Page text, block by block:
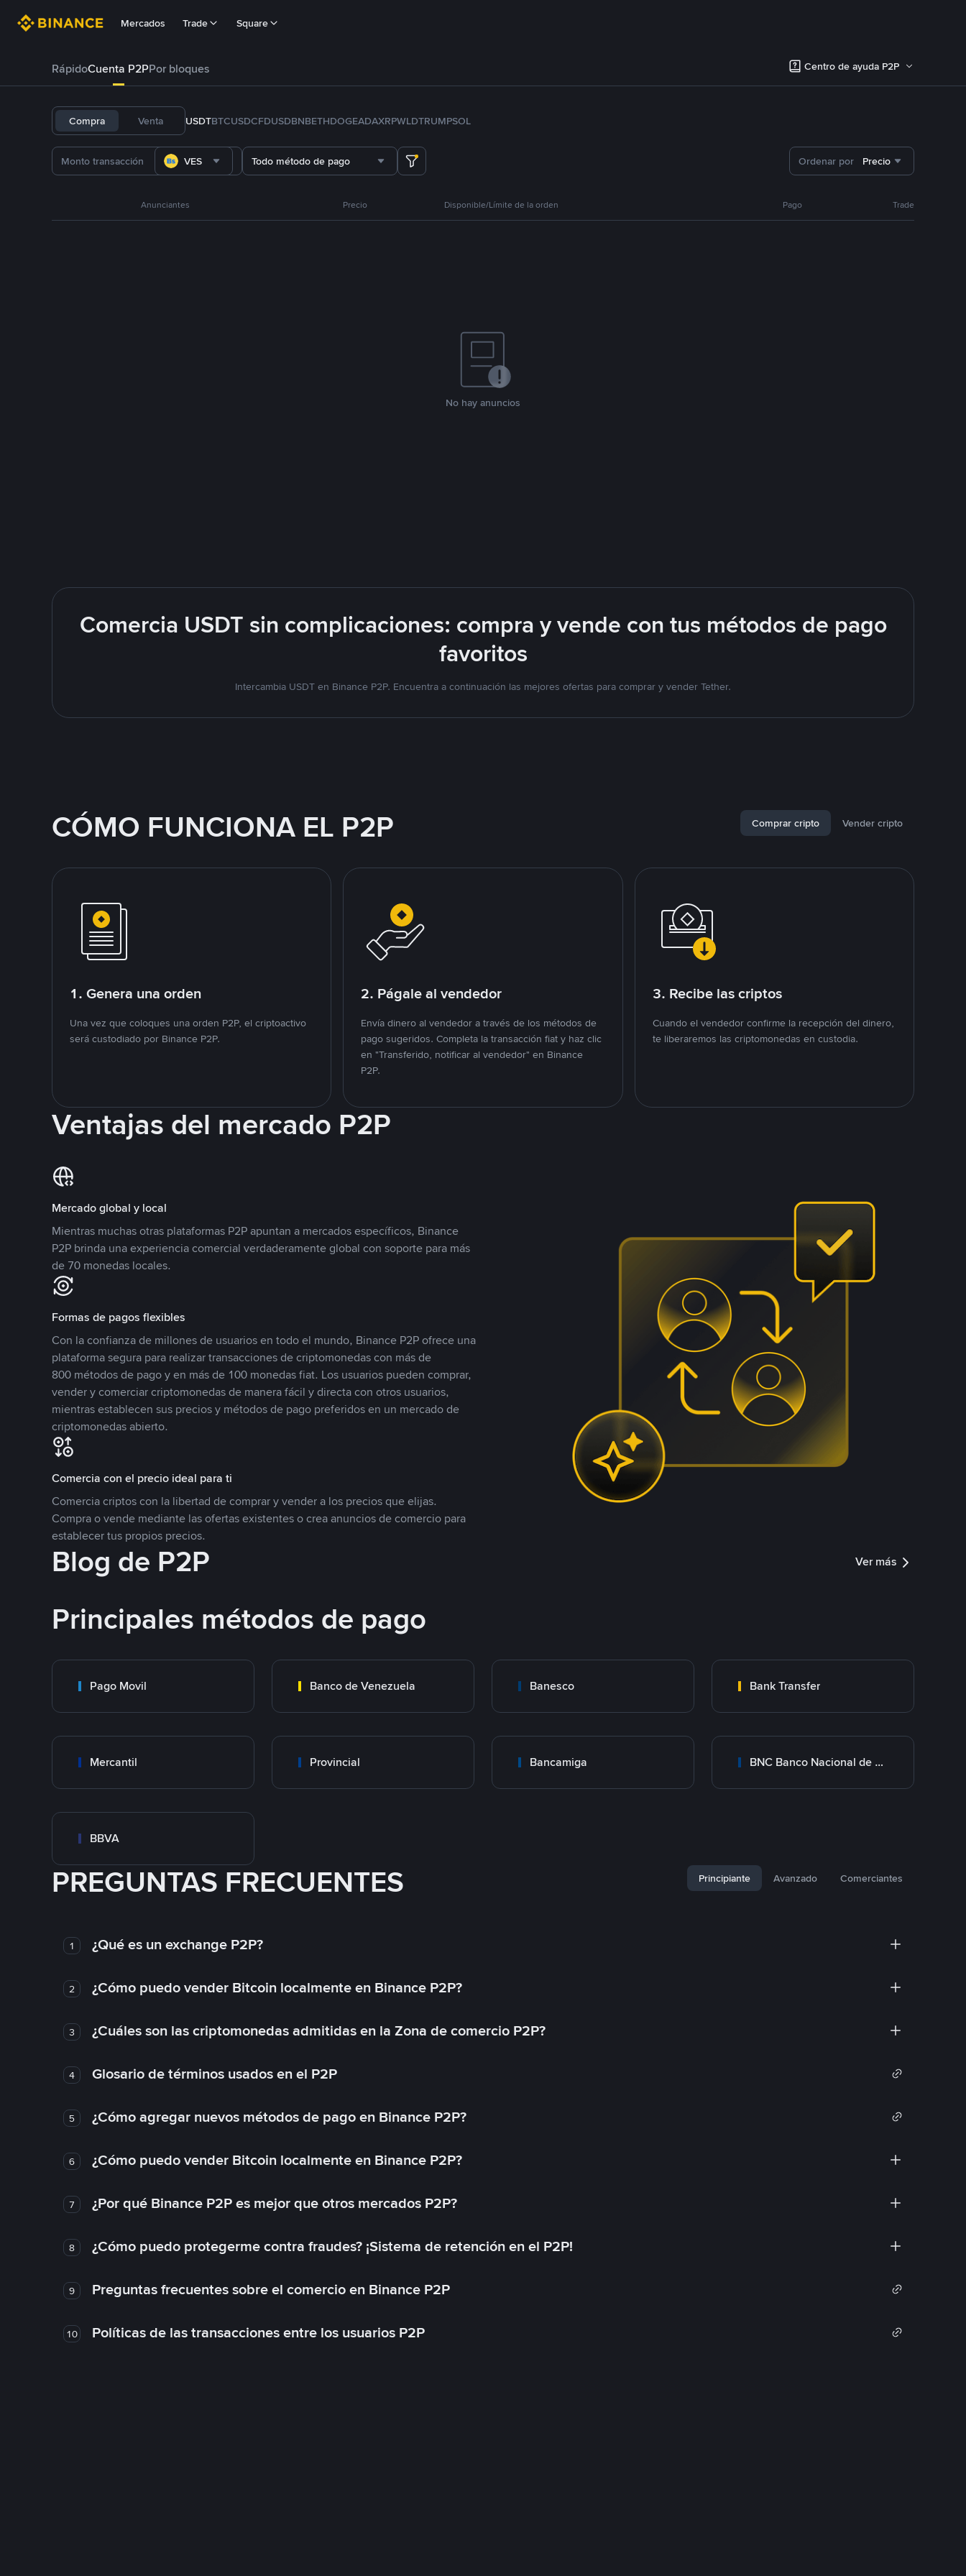
Mercados Trade Square
RápidoCuenta P2PPor bloques Centro de ayuda P2P
Compra Venta USDTBTCUSDCFDUSDBNBETHDOGEADAXRPWLDTRUMPSOL
VES Todo método de pago Ordenar por Precio
Anunciantes Precio Disponible/Límite de la orden Pago Trade
No hay anuncios
Comercia USDT sin complicaciones: compra y vende con tus métodos de pago
favoritos
Intercambia USDT en Binance P2P. Encuentra a continuación las mejores ofertas para comprar y vender Tether.
CÓMO FUNCIONA EL P2P Comprar cripto Vender cripto
1. Genera una orden
Una vez que coloques una orden P2P, el criptoactivo
será custodiado por Binance P2P.
2. Págale al vendedor
Envía dinero al vendedor a través de los métodos de
pago sugeridos. Completa la transacción fiat y haz clic
en "Transferido, notificar al vendedor" en Binance
P2P.
3. Recibe las criptos
Cuando el vendedor confirme la recepción del dinero,
te liberaremos las criptomonedas en custodia.
Ventajas del mercado P2P
Mercado global y local
Mientras muchas otras plataformas P2P apuntan a mercados específicos, Binance
P2P brinda una experiencia comercial verdaderamente global con soporte para más
de 70 monedas locales.
Formas de pagos flexibles
Con la confianza de millones de usuarios en todo el mundo, Binance P2P ofrece una
plataforma segura para realizar transacciones de criptomonedas con más de
800 métodos de pago y en más de 100 monedas fiat. Los usuarios pueden comprar,
vender y comerciar criptomonedas de manera fácil y directa con otros usuarios,
mientras establecen sus precios y métodos de pago preferidos en un mercado de
criptomonedas abierto.
Comercia con el precio ideal para ti
Comercia criptos con la libertad de comprar y vender a los precios que elijas.
Compra o vende mediante las ofertas existentes o crea anuncios de comercio para
establecer tus propios precios.
Blog de P2P Ver más
Principales métodos de pago
Pago Movil Banco de Venezuela Banesco Bank Transfer
Mercantil Provincial Bancamiga BNC Banco Nacional de Crédito
BBVA
PREGUNTAS FRECUENTES Principiante Avanzado Comerciantes
1 ¿Qué es un exchange P2P?
2 ¿Cómo puedo vender Bitcoin localmente en Binance P2P?
3 ¿Cuáles son las criptomonedas admitidas en la Zona de comercio P2P?
4 Glosario de términos usados en el P2P
5 ¿Cómo agregar nuevos métodos de pago en Binance P2P?
6 ¿Cómo puedo vender Bitcoin localmente en Binance P2P?
7 ¿Por qué Binance P2P es mejor que otros mercados P2P?
8 ¿Cómo puedo protegerme contra fraudes? ¡Sistema de retención en el P2P!
9 Preguntas frecuentes sobre el comercio en Binance P2P
10 Políticas de las transacciones entre los usuarios P2P